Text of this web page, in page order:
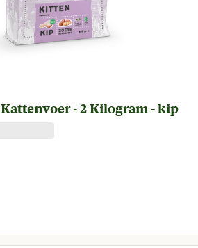
- 2 Kilogram - kip
€ 22,95
prijs € 18,36